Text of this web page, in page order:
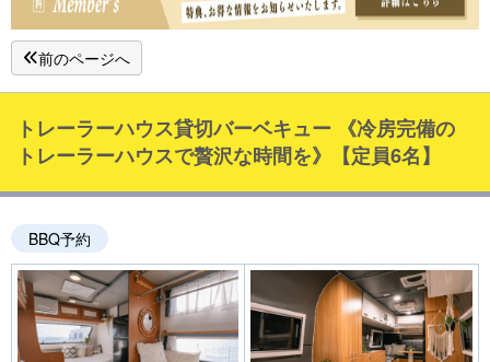
前のページへ
トレーラーハウス貸切バーベキュー 《冷房完備の
トレーラーハウスで贅沢な時間を》【定員6名】
BBQ予約